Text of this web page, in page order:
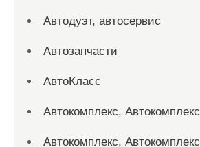
Автодуэт, автосервис
Автозапчасти
АвтоКласс
Автокомплекс, Автокомплекс
Автокомплекс, Автокомплекс